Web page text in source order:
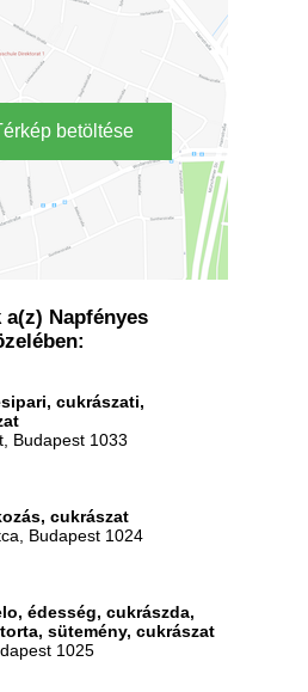
betöltése
Napfényes
cukrászati,
Budapest 1033
cukrászat
Budapest 1024
édesség, cukrászda,
sütemény, cukrászat
1025